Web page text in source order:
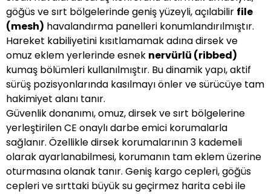
göğüs ve sırt bölgelerinde geniş yüzeyli, açılabilir file
(mesh) havalandırma panelleri konumlandırılmıştır.
Hareket kabiliyetini kısıtlamamak adına dirsek ve
omuz eklem yerlerinde esnek nervürlü (ribbed)
kumaş bölümleri kullanılmıştır. Bu dinamik yapı, aktif
sürüş pozisyonlarında kasılmayı önler ve sürücüye tam
hakimiyet alanı tanır.
Güvenlik donanımı, omuz, dirsek ve sırt bölgelerine
yerleştirilen CE onaylı darbe emici korumalarla
sağlanır. Özellikle dirsek korumalarının 3 kademeli
olarak ayarlanabilmesi, korumanın tam eklem üzerine
oturmasına olanak tanır. Geniş kargo cepleri, göğüs
cepleri ve sırttaki büyük su geçirmez harita cebi ile